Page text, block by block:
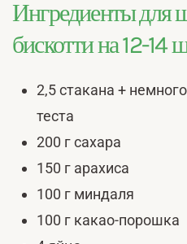
Ингредиенты для
бискотти на 12-14
2,5 стакана +
теста
200 г сахара
150 г арахиса
100 г миндаля
100 г какао-порошка